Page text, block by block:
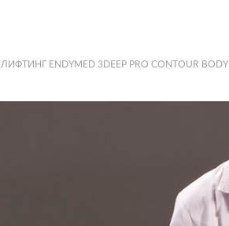
ЛИФТИНГ ENDYMED 3DEEP PRO CONTOUR BODY